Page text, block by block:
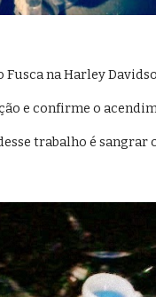
Fusca na Harley
e confirme o
trabalho é sangrar